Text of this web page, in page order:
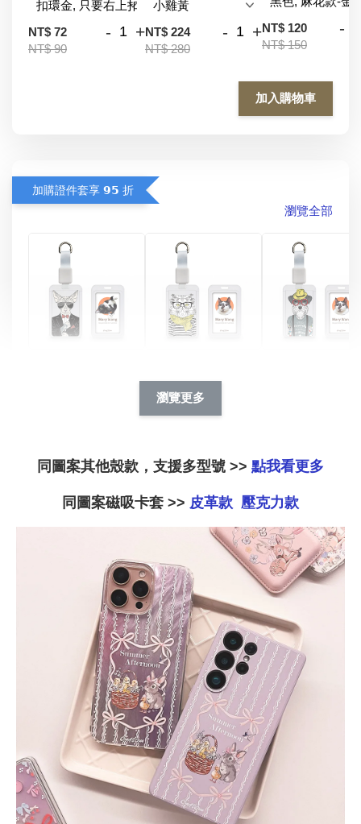
NT$ 72
NT$ 90
- +NT$ 224
NT$ 280
- +NT$ 120
NT$ 150
-
加入購物車
加購證件套享 𝟵𝟱 折
瀏覽全部
NT$ 214
- +
件套(附伸縮卡扣)
CSAA05
NT$ 214
- +NT$ 214
加入購物車
加購配件包折 $𝟯𝟬
瀏覽全部
大眼睛透氣網眼透
視化妝包
大眼睛透氣網眼透
瀏覽更多
同圖案其他殼款，支援多型號 >> 點我看更多
同圖案磁吸卡套 >> 皮革款 壓克力款